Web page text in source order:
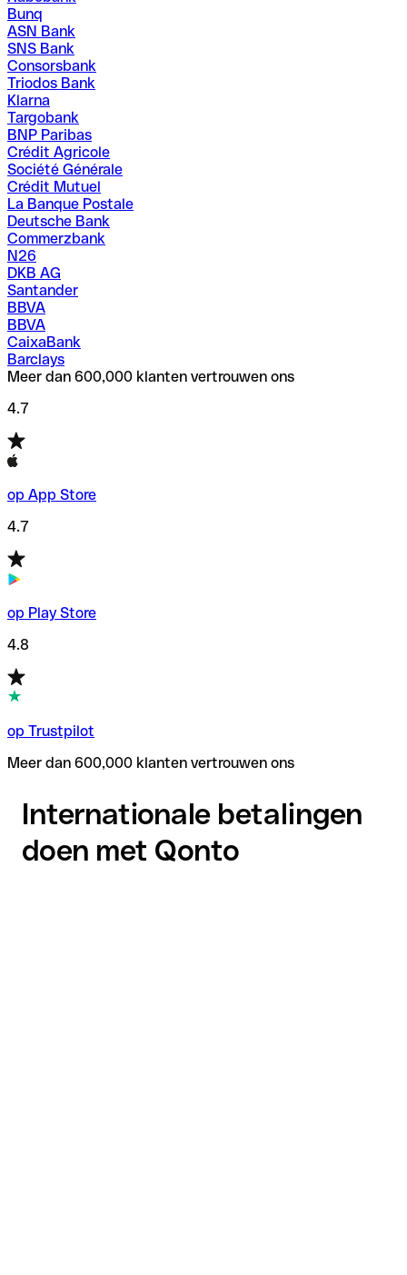
Bunq
ASN Bank
SNS Bank
Consorsbank
Triodos Bank
Klarna
Targobank
BNP Paribas
Crédit Agricole
Société Générale
Crédit Mutuel
La Banque Postale
Deutsche Bank
Commerzbank
N26
DKB AG
Santander
BBVA
BBVA
CaixaBank
Barclays
Meer dan 600,000 klanten vertrouwen ons
4.7
op App Store
4.7
op Play Store
4.8
op Trustpilot
Meer dan 600,000 klanten vertrouwen ons
Internationale betalingen
doen met Qonto